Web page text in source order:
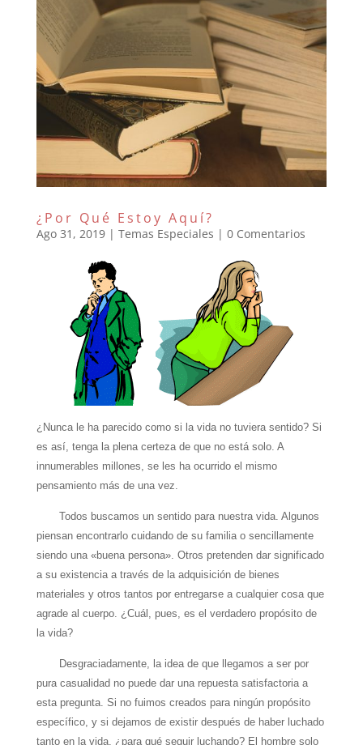
¿Por Qué Estoy Aquí?
Ago 31, 2019| Temas Especiales | 0 Comentarios
¿Nunca le ha parecido como si la vida no tuviera sentido? Si
es así, tenga la plena certeza de que no está solo. A
innumerables millones, se les ha ocurrido el mismo
pensamiento más de una vez.
Todos buscamos un sentido para nuestra vida. Algunos
piensan encontrarlo cuidando de su familia o sencillamente
siendo una «buena persona». Otros pretenden dar significado
a su existencia a través de la adquisición de bienes
materiales y otros tantos por entregarse a cualquier cosa que
agrade al cuerpo. ¿Cuál, pues, es el verdadero propósito de
la vida?
Desgraciadamente, la idea de que llegamos a ser por
pura casualidad no puede dar una repuesta satisfactoria a
esta pregunta. Si no fuimos creados para ningún propósito
específico, y si dejamos de existir después de haber luchado
tanto en la vida, ¿para qué seguir luchando? El hombre solo